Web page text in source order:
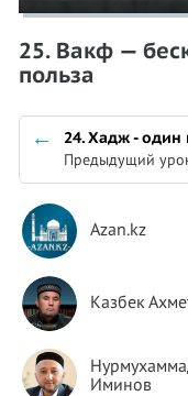
25. Вакф —
польза
24. Хадж - один
Предыдущий
Azan.kz
Казбек
Иминов